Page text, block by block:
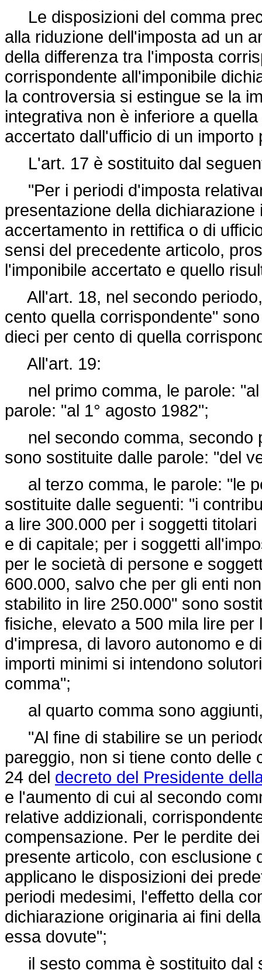
Le disposizioni del comma
alla riduzione dell'imposta ad un
della differenza tra l'imposta
corrispondente all'imponibile
la controversia si estingue se la
integrativa non è inferiore a
accertato dall'ufficio di un
L'art. 17 è sostituito dal
"Per i periodi d'imposta
presentazione della
accertamento in rettifica o di
sensi del precedente articolo,
l'imponibile accertato e quello
All'art. 18, nel secondo
cento quella corrispondente"
dieci per cento di quella
All'art. 19:
nel primo comma, le parole: "al
parole: "al 1° agosto 1982";
nel secondo comma, secondo
sono sostituite dalle parole: "del
al terzo comma, le parole: "le
sostituite dalle seguenti: "i
a lire 300.000 per i soggetti
e di capitale; per i soggetti
per le società di persone e
600.000, salvo che per gli enti
stabilito in lire 250.000" sono
fisiche, elevato a 500 mila lire
d'impresa, di lavoro autonomo e
importi minimi si intendono
comma";
al quarto comma sono
"Al fine di stabilire se un
pareggio, non si tiene conto delle
24 del decreto del Presidente
e l'aumento di cui al secondo
relative addizionali,
compensazione. Per le perdite
presente articolo, con esclusione
applicano le disposizioni dei
periodi medesimi, l'effetto della
dichiarazione originaria ai fini
essa dovute";
il sesto comma è sostituito dal